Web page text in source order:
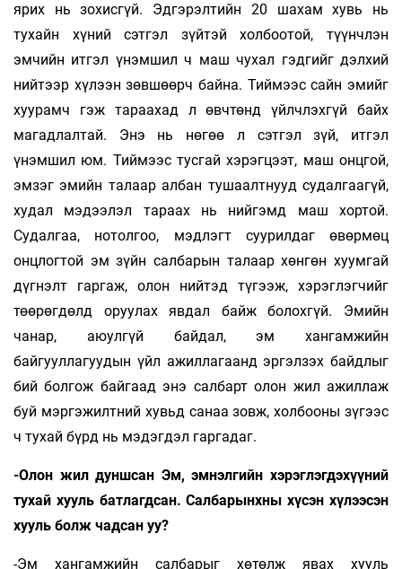
ярих нь зохисгүй. Эдгэрэлтийн 20 шахам хувь нь
тухайн хүний сэтгэл зүйтэй холбоотой, түүнчлэн
эмчийн итгэл үнэмшил ч маш чухал гэдгийг дэлхий
нийтээр хүлээн зөвшөөрч байна. Тиймээс сайн эмийг
хуурамч гэж тараахад л өвчтөнд үйлчлэхгүй байх
магадлалтай. Энэ нь нөгөө л сэтгэл зүй, итгэл
үнэмшил юм. Тиймээс тусгай хэрэгцээт, маш онцгой,
эмзэг эмийн талаар албан тушаалтнууд судалгаагүй,
худал мэдээлэл тараах нь нийгэмд маш хортой.
Судалгаа, нотолгоо, мэдлэгт суурилдаг өвөрмөц
онцлогтой эм зүйн салбарын талаар хөнгөн хуумгай
дүгнэлт гаргаж, олон нийтэд түгээж, хэрэглэгчийг
төөрөгдөлд оруулах явдал байж болохгүй. Эмийн
чанар, аюулгүй байдал, эм хангамжийн
байгууллагуудын үйл ажиллагаанд эргэлзэх байдлыг
бий болгож байгаад энэ салбарт олон жил ажиллаж
буй мэргэжилтний хувьд санаа зовж, холбооны зүгээс
ч тухай бүрд нь мэдэгдэл гаргадаг.
-Олон жил дуншсан Эм, эмнэлгийн хэрэглэгдэхүүний
тухай хууль батлагдсан. Салбарынхны хүсэн хүлээсэн
хууль болж чадсан уу?
-Эм хангамжийн салбарыг хөтөлж явах хууль